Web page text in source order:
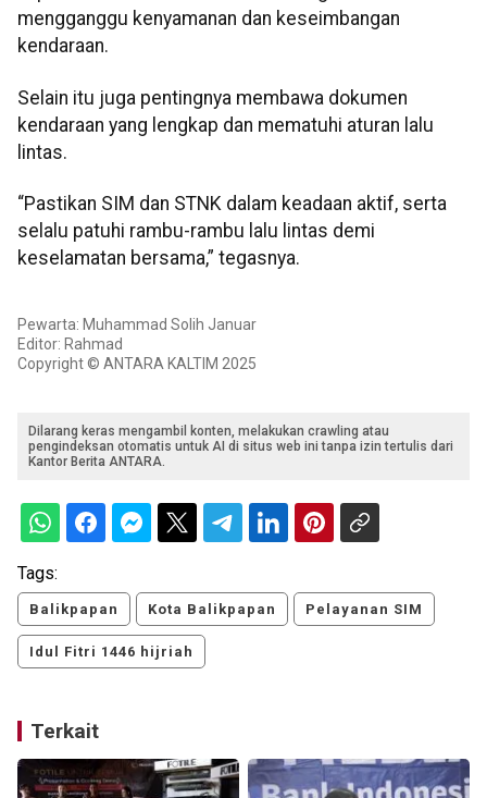
mengganggu kenyamanan dan keseimbangan
kendaraan.
Selain itu juga pentingnya membawa dokumen
kendaraan yang lengkap dan mematuhi aturan lalu
lintas.
“Pastikan SIM dan STNK dalam keadaan aktif, serta
selalu patuhi rambu-rambu lalu lintas demi
keselamatan bersama,” tegasnya.
Pewarta: Muhammad Solih Januar
Editor: Rahmad
Copyright © ANTARA KALTIM 2025
Dilarang keras mengambil konten, melakukan crawling atau
pengindeksan otomatis untuk AI di situs web ini tanpa izin tertulis dari
Kantor Berita ANTARA.
Tags:
Balikpapan Kota Balikpapan Pelayanan SIM
Idul Fitri 1446 hijriah
Terkait